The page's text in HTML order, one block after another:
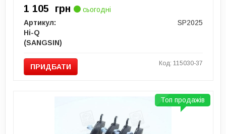
1 105 грн
сьогодні
Артикул:
SP2025
Hi-Q
(SANGSIN)
ПРИДБАТИ Код: 115030-37
Топ продажів